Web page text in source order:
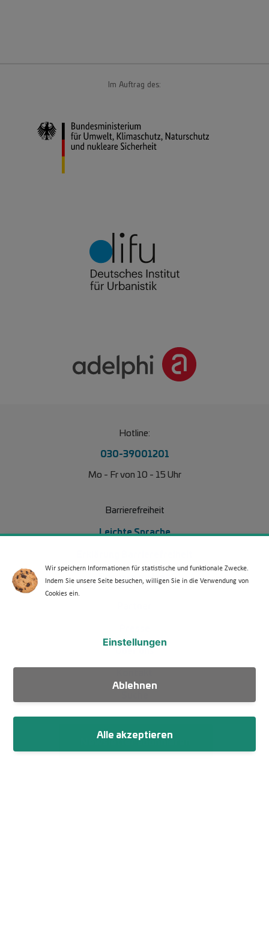
Im Auftrag des:
Hotline:
030-39001201
Mo - Fr von 10 - 15 Uhr
Barrierefreiheit
Leichte Sprache
Barriere melden
Über uns
Newsletter abonnieren
Wir speichern Informationen für statistische und funktionale Zwecke.
Indem Sie unsere Seite besuchen, willigen Sie in die Verwendung von
Cookies ein.
Ablehnen
Einstellungen
Alle akzeptieren